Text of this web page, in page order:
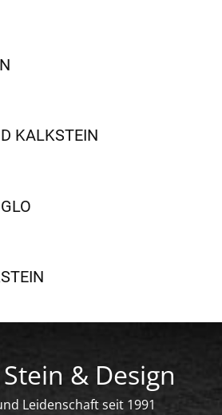
KALKSTEIN
& Design
Leidenschaft seit 1991